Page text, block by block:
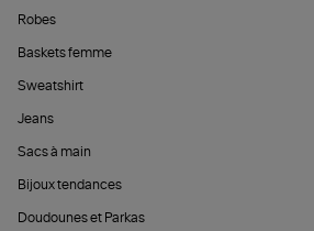
Robes
Baskets femme
Sweatshirt
Jeans
Sacs à main
Bijoux tendances
Doudounes et Parkas